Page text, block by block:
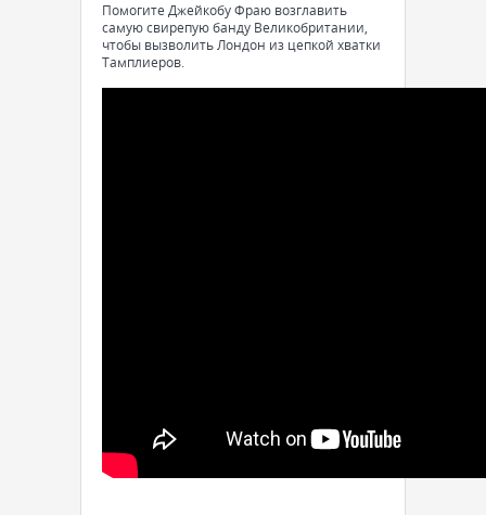
Помогите Джейкобу Фраю возглавить
самую свирепую банду Великобритании,
чтобы вызволить Лондон из цепкой хватки
Тамплиеров.